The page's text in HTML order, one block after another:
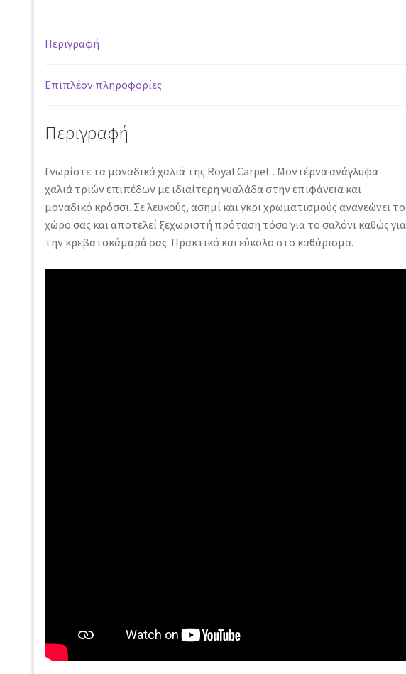
Περιγραφή
Επιπλέον πληροφορίες
Περιγραφή
Γνωρίστε τα μοναδικά χαλιά της Royal Carpet . Μοντέρνα ανάγλυφα
χαλιά τριών επιπέδων με ιδιαίτερη γυαλάδα στην επιφάνεια και
μοναδικό κρόσσι. Σε λευκούς, ασημί και γκρι χρωματισμούς ανανεώνει το
χώρο σας και αποτελεί ξεχωριστή πρόταση τόσο για το σαλόνι καθώς για
την κρεβατοκάμαρά σας. Πρακτικό και εύκολο στο καθάρισμα.